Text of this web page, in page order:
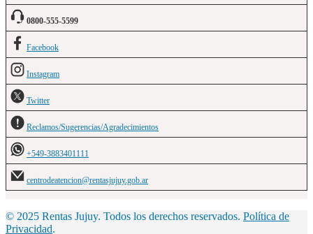
0800-555-5599
Facebook
Instagram
Twitter
Reclamos/Sugerencias/Agradecimientos
+549-3883401111
centrodeatencion@rentasjujuy.gob.ar
© 2025 Rentas Jujuy. Todos los derechos reservados. Política de
Privacidad.